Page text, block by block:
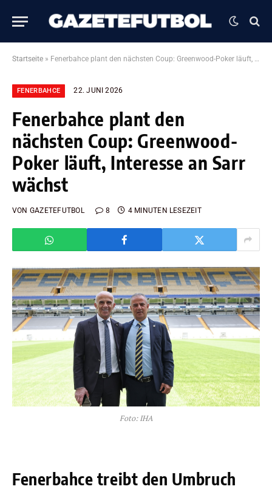
Startseite » Fenerbahce plant den nächsten Coup: Greenwood-Poker läuft, Interesse an Sarr wächst
FENERBAHCE 22. JUNI 2026
Fenerbahce plant den
nächsten Coup: Greenwood-
Poker läuft, Interesse an Sarr
wächst
VON GAZETEFUTBOL 8 4 MINUTEN LESEZEIT
Foto: IHA
Fenerbahce treibt den Umbruch